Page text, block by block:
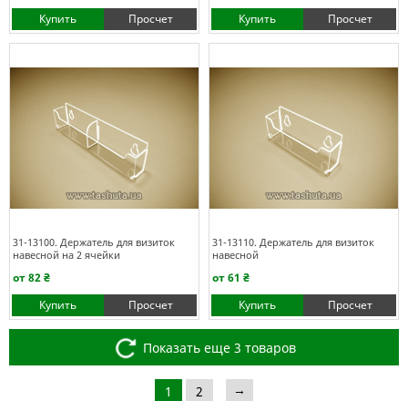
Купить
Просчет
Купить
Просчет
31-13100. Держатель для визиток
навесной на 2 ячейки
от 82 ₴
Купить
Просчет
31-13110. Держатель для визиток
навесной
от 61 ₴
Купить
Просчет
Показать еще 3 товаров
1 2 →